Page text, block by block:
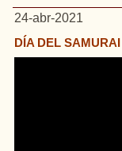
24-abr-2021
DÍA DEL SAMURAI